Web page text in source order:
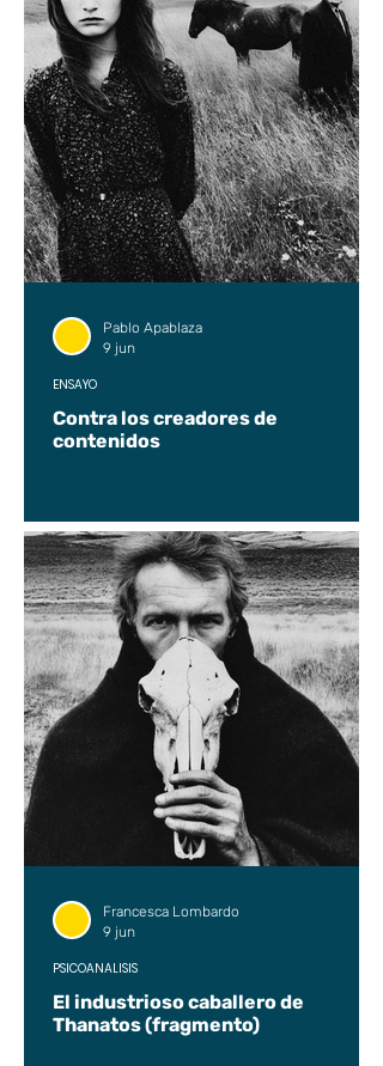
Contra los creadores de
contenidos
ENSAYO
Pablo Apablaza
9 jun
El industrioso caballero de
Thanatos (fragmento)
PSICOANÁLISIS
Francesca Lombardo
9 jun